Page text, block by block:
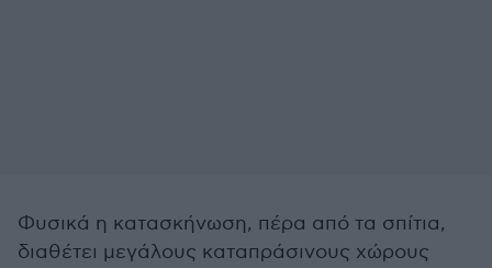
Φυσικά η κατασκήνωση, πέρα από τα σπίτια,
διαθέτει μεγάλους καταπράσινους χώρους